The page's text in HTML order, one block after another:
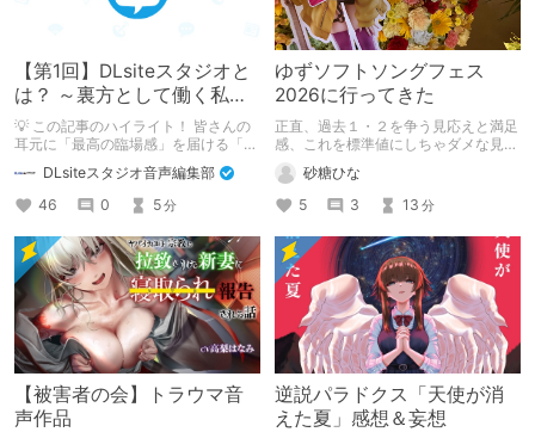
【第1回】DLsiteスタジオと
は？ ～裏方として働く私た
ちの紹介
💡 この記事のハイライト！ 皆さんの
耳元に「最高の臨場感」を届ける「サ
舞台裏を大公開！ スマートな専門
職……と思いきや、実態は「音の変態
（褒め言葉）」が集まるチーム！？
成人男性スタッフがダミヘに抱きつ
き、スタジオにアダルトグッズが転が
る超大真面目な理由とは？ クオリテ
ィ向上のための、ちょっとシュールな
（？）試行錯誤をたっぷりご紹介しま
す！
DLsiteスタジオ音声編集部
46
0 5分
ゆずソフトソングフェス
2026に行ってきた
正直、過去１・２を争う見応えと満足
感、これを標準値にしちゃダメな見本
砂糖ひな
5
3 13 分
【被害者の会】トラウマ音
声作品
逆説パラドクス「天使が消
えた夏」感想＆妄想